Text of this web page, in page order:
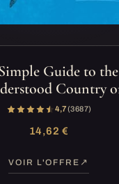
Guide to
Country
4,7(3 687)
14,62 €
VOIR L'OFFRE